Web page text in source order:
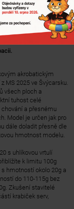
akrobatickým
MS 2025 ve Švýcarsku.
všech ploch a
tuhost celé
a přesnému
Model je určen jak pro
dále doladit přesně dle
hmotnost modelu.
s uhlíkovou vrtulí
k limitu 100g
hmotností okolo 20g a
do 110-115g bez
Zkušení stavitelé
krabiček serv,